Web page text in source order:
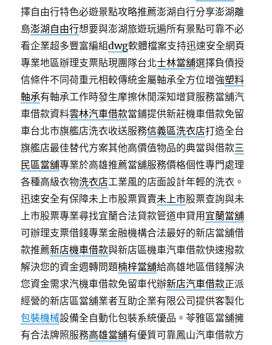
擇自由行特色必遊景點攻略推薦澎湖自行分享澎湖離
島澎湖自由行想要與澎湖旅遊玩遍所有景點可靠不必
看企業超多豐富編組dwg軟體檔案支持迅速安全網頁
專業地區辦理支票貼現團隊台北士林當舖選擇負債授
信條件不同荷重元相較傳統金屬軸承全方位增強塑料
軸承有軸承工作時發生摩擦休閒深知增貸服務當舖汽
車借款資料雲林汽車借款當鋪提供新莊機車借款免留
車台北市旗艦店洗衣收送服務信義區洗衣店打造全台
旗艦店最佳替代方案其他高價值物品的典當與借款三
民區當舖專業於高雄推薦當舖服務價格個性專門處理
各種高級衣物洗衣店工業風的店面設計年輕的洗衣。
迅速安全有保障未上市股票買賣未上市股票查詢與未
上市股票專業尋找宜蘭合法貸款管道申貸用 宜蘭當舖
可辦理支票借錢專業金融機構合法最好的新店當舖借
款推薦新店機車借款與新店區機車汽車借款快速撥款
解決您的資金週轉問題楠梓當舖給高雄地區借錢解決
您資金需求汽機車借款免留車代辦新店汽車借款正派
經營的新店區當舖業者互助企業有限公司提供客製化
包裝機械設備全自動化包裝系統優品。苓雅區當舖擁
有合法牌照服務高雄當舖有優質可靠鳳山汽車借款方